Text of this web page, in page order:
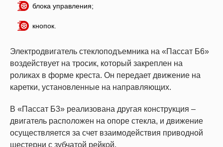
блока управления;
кнопок.
Электродвигатель стеклоподъемника на «Пассат Б6»
воздействует на тросик, который закреплен на
роликах в форме креста. Он передает движение на
каретки, установленные на направляющих.
В «Пассат Б3» реализована другая конструкция –
двигатель расположен на опоре стекла, и движение
осуществляется за счет взаимодействия приводной
шестерни с зубчатой рейкой.